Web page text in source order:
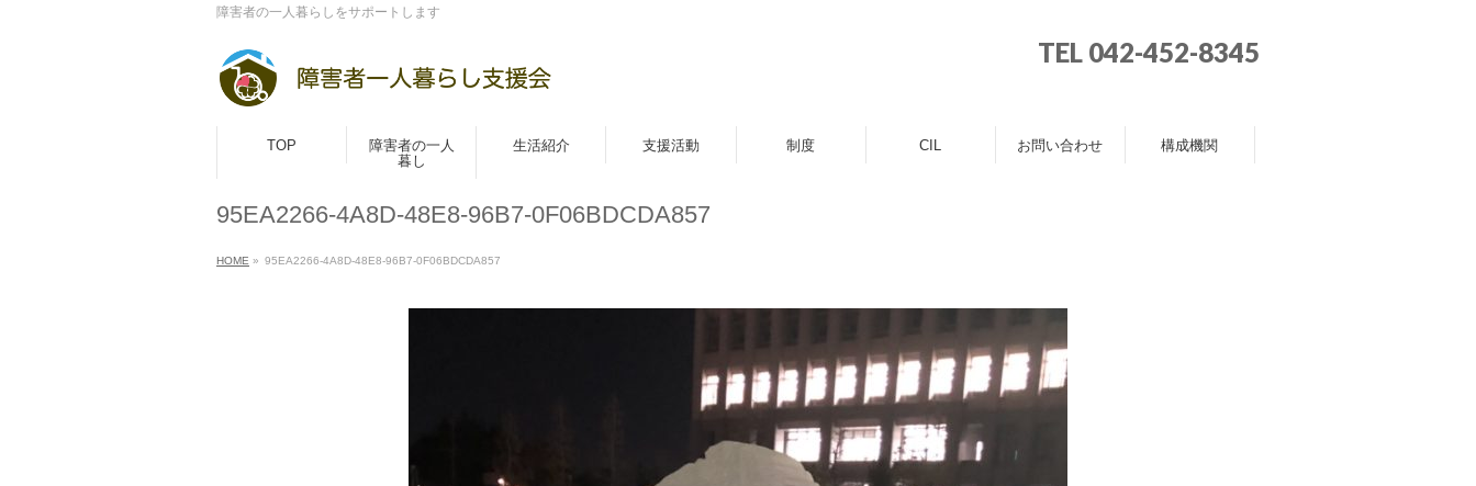
障害者の一人暮らしをサポートします
TEL 042-452-8345
TOP
障害者の一人
暮し
生活紹介 支援活動 制度 CIL お問い合わせ 構成機関
95EA2266-4A8D-48E8-96B7-0F06BDCDA857
HOME » 95EA2266-4A8D-48E8-96B7-0F06BDCDA857